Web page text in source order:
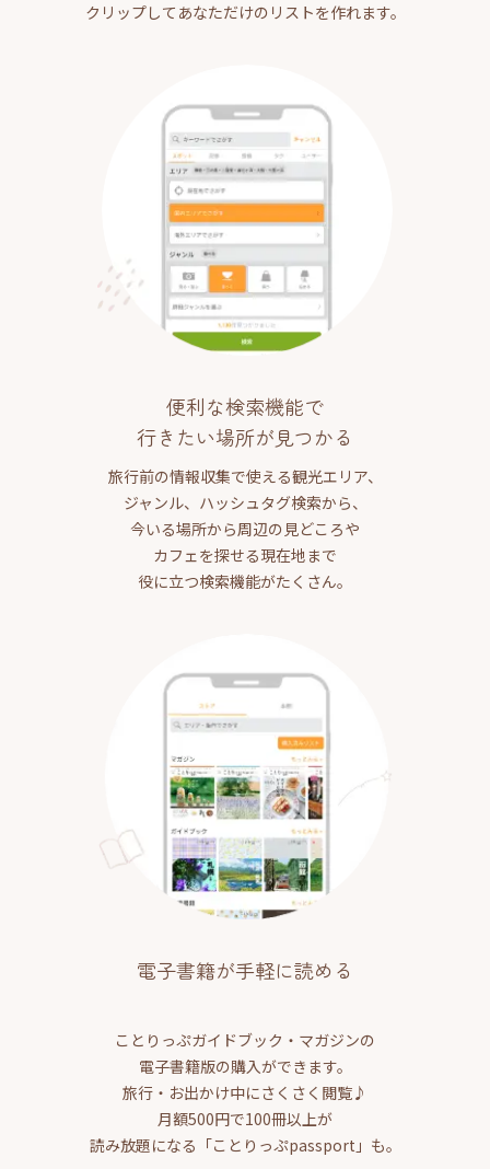
クリップしてあなただけのリストを作れます。
便利な検索機能で
行きたい場所が見つかる
旅行前の情報収集で使える観光エリア、
ジャンル、ハッシュタグ検索から、
今いる場所から周辺の見どころや
カフェを探せる現在地まで
役に立つ検索機能がたくさん。
電子書籍が手軽に読める
ことりっぷガイドブック・マガジンの
電子書籍版の購入ができます。
旅行・お出かけ中にさくさく閲覧♪
月額500円で100冊以上が
読み放題になる「ことりっぷpassport」も。